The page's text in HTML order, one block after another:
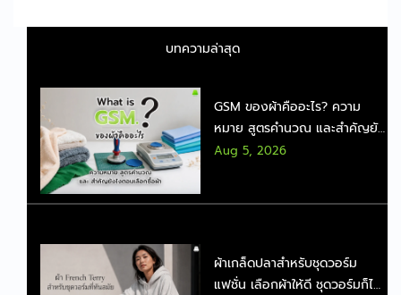
บทความล่าสุด
GSM ของผ้าคืออะไร? ความ
หมาย สูตรคำนวณ และสำคัญยัง
ไงตอนเลือกซื้อผ้า
Aug 5, 2026
ผ้าเกล็ดปลาสำหรับชุดวอร์ม
แฟชั่น เลือกผ้าให้ดี ชุดวอร์มก็ไม่